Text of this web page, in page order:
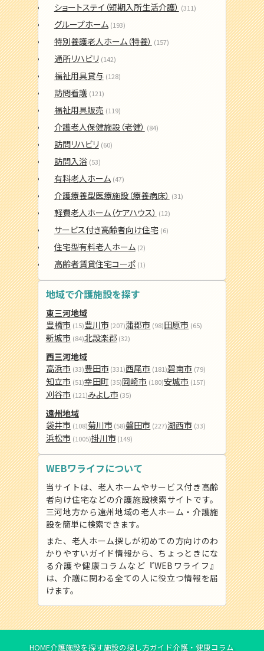
ショートステイ（短期入所生活介護） (311)
グループホーム (193)
特別養護老人ホーム（特養） (157)
通所リハビリ (142)
福祉用具貸与 (128)
訪問看護 (121)
福祉用具販売 (119)
介護老人保健施設（老健） (84)
訪問リハビリ (60)
訪問入浴 (53)
有料老人ホーム (47)
介護療養型医療施設（療養病床） (31)
軽費老人ホーム（ケアハウス） (12)
サービス付き高齢者向け住宅 (6)
住宅型有料老人ホーム (2)
高齢者賃貸住宅コーポ (1)
地域で介護施設を探す
東三河地域
豊橋市 (15)豊川市 (207)蒲郡市 (98)田原市 (65)
新城市 (84)北設楽郡 (32)
西三河地域
高浜市 (33)豊田市 (331)西尾市 (181)碧南市 (79)
知立市 (51)幸田町 (35)岡崎市 (180)安城市 (157)
刈谷市 (121)みよし市 (35)
遠州地域
袋井市 (108)菊川市 (58)磐田市 (227)湖西市 (33)
浜松市 (1005)掛川市 (149)
WEBワライフについて
当サイトは、老人ホームやサービス付き高齢
者向け住宅などの介護施設検索サイトです。
三河地方から遠州地域の老人ホーム・介護施
設を簡単に検索できます。
また、老人ホーム探しが初めての方向けのわ
かりやすいガイド情報から、ちょっときにな
る介護や健康コラムなど『WEBワライフ』
は、介護に関わる全ての人に役立つ情報を届
けます。
HOME介護施設を探す施設の探し方ガイド介護・健康コラム